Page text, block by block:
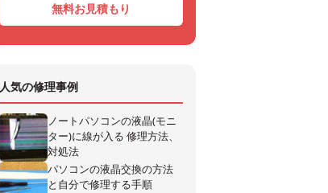
無料お見積もり
人気の修理事例
ノートパソコンの液晶(モニ
ター)に線が入る 修理方法、
対処法
パソコンの液晶交換の方法
と自分で修理する手順